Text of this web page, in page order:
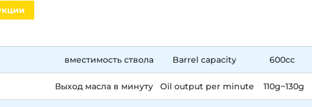
вместимость ствола Barrel capacity 600cc
Выход масла в минуту Oil output per minute 110g~130g